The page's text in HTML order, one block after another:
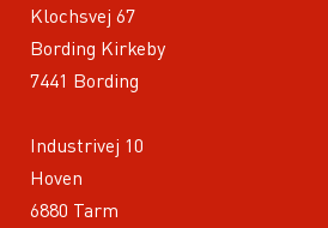
Klochsvej 67
Bording Kirkeby
7441 Bording
Industrivej 10
Hoven
6880 Tarm